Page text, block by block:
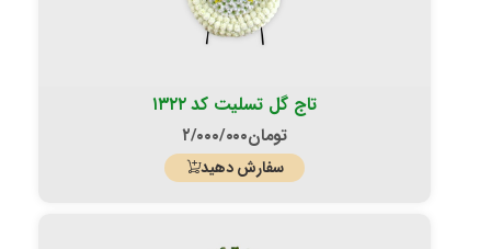
تاج گل تسلیت کد ۱۳۲۲
تومان۲/۰۰۰/۰۰۰
سفارش دهید